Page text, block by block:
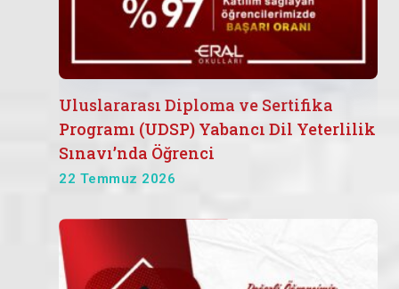
Uluslararası Diploma ve Sertifika
Programı (UDSP) Yabancı Dil Yeterlilik
Sınavı’nda Öğrenci
22 Temmuz 2026